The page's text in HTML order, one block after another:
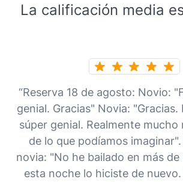
La calificación media
“Reserva 18 de agosto: Novio:
genial. Gracias" Novia: "Gracias.
súper genial. Realmente mucho
de lo que podíamos
novia: "No he bailado en más
esta noche lo hiciste de